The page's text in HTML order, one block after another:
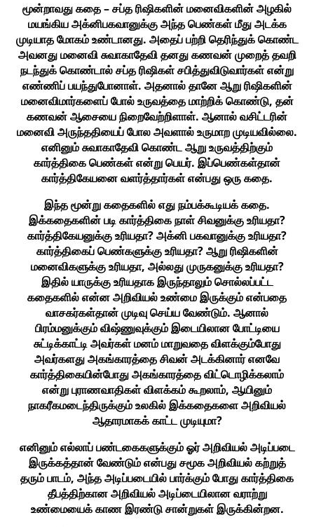
மூன்றாவது கதை – சப்த ரிஷிகளின் மனைவிகளின் அழகில்
மயங்கிய அக்னிபகவானுக்கு அந்த பெண்கள் மீது அடக்க
முடியாத மோகம் உண்டானது. அதைப் பற்றி தெரிந்துக் கொண்ட
அவனது மனைவி சுவாகாதேவி தனது கணவன் முறைத் தவறி
நடந்துக் கொண்டால் சப்த ரிஷிகள் சபித்துவிடுவார்கள் என்று
எண்ணிப் பயந்துபோனாள். அதனால் தானே ஆறு ரிஷிகளின்
மனைவிமார்களைப் போல் உருவத்தை மாற்றிக் கொண்டு, தன்
கணவன் ஆசையை நிறைவேற்றிளாள். ஆனால் வசிட்டரின்
மனைவி அருந்ததியைப் போல அவளால் உருமாற முடியவில்லை.
எனினும் சுவாகாதேவி கொண்ட ஆறு உருவத்திற்கும்
கார்த்திகை பெண்கள் என்று பெயர். இப்பெண்கள்தான்
கார்த்திகேயனை வளர்த்தார்கள் என்பது ஒரு கதை.
இந்த மூன்று கதைகளில் எது நம்பக்கூடியக் கதை.
இக்கதைகளின் படி கார்த்திகை நாள் சிவனுக்கு உரியதா?
கார்த்திகேயனுக்கு உரியதா? அக்னி பகவானுக்கு உரியதா?
கார்த்திகைப் பெண்களுக்கு உரியதா? ஆறு ரிஷிகளின்
மனைவிகளுக்கு உரியதா, அல்லது முருகனுக்கு உரியதா?
இதில் யாருக்கு உரியதாக இருந்தாலும் சொல்லப்பட்ட
கதைகளில் என்ன அறிவியல் உண்மை இருக்கும் என்பதை
வாசகர்கள்தான் முடிவு செய்ய வேண்டும். ஆனால்
பிரம்மனுக்கும் விஷ்ணுவுக்கும் இடையிலான போட்டியை
சுட்டிக்காட்டி அவர்கள் மனம் மாறுவதை விளக்கும்போது
அவர்களது அகங்காரத்தை சிவன் அடக்கினார் எனவே
கார்த்திகையின்போது அகங்காரத்தை விட்டொழிக்கலாம்
என்று புராணவாதிகள் விளக்கம் கூறலாம், ஆயினும்
நாகரீகமடைந்திருக்கும் உலகில் இக்கதைகளை அறிவியல்
ஆதாரமாகக் காட்ட முடியுமா?
எனினும் எல்லாப் பண்டகைகளுக்கும் ஓர் அறிவியல் அடிப்படை
இருக்கத்தான் வேண்டும் என்பது சமூக அறிவியல் கற்றுத்
தரும் பாடம், அந்த அடிப்படையில் பார்க்கும் போது கார்த்திகை
தீபத்திற்கான அறிவியல் அடிப்டையிலான வராற்று
உண்மையைக் காண இரண்டு சான்றுகள் இருக்கின்றன.